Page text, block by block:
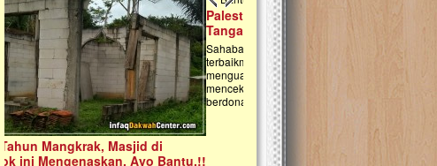
Palestina Masih Berduka, Ayo Ulurkan
Tangan Bantu Mereka
Sahabat, Ulurtangan mari kirimkan dukungan
terbaikmu untuk warga Palestina di Gaza demi
menguatkan mereka menghadapi situasi
mencekam ini. Mari dukung mereka dengan
berdonasi dengan cara:...
Open Donasi Wakaf
Rumah Qur'an & TK Islam
Najjah di Jonggol
Saat ini, Ulurtangan bersama Yayasan
Najjahtul Islam Jonggol sedang merintis
pembangunan Rumah Qur’an dan
kanak Islam Terpadu (TKIT) An Najjah
Gedung Majelis Taklim di Jonggol,...